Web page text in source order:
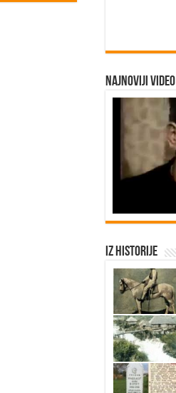
Najnoviji video
Iz historije